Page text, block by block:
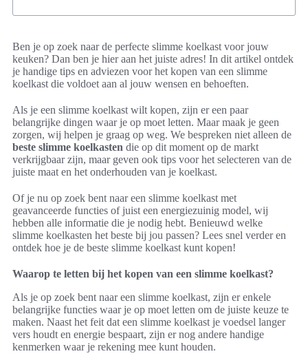
Ben je op zoek naar de perfecte slimme koelkast voor jouw
keuken? Dan ben je hier aan het juiste adres! In dit artikel ontdek
je handige tips en adviezen voor het kopen van een slimme
koelkast die voldoet aan al jouw wensen en behoeften.
Als je een slimme koelkast wilt kopen, zijn er een paar
belangrijke dingen waar je op moet letten. Maar maak je geen
zorgen, wij helpen je graag op weg. We bespreken niet alleen de
beste slimme koelkasten die op dit moment op de markt
verkrijgbaar zijn, maar geven ook tips voor het selecteren van de
juiste maat en het onderhouden van je koelkast.
Of je nu op zoek bent naar een slimme koelkast met
geavanceerde functies of juist een energiezuinig model, wij
hebben alle informatie die je nodig hebt. Benieuwd welke
slimme koelkasten het beste bij jou passen? Lees snel verder en
ontdek hoe je de beste slimme koelkast kunt kopen!
Waarop te letten bij het kopen van een slimme koelkast?
Als je op zoek bent naar een slimme koelkast, zijn er enkele
belangrijke functies waar je op moet letten om de juiste keuze te
maken. Naast het feit dat een slimme koelkast je voedsel langer
vers houdt en energie bespaart, zijn er nog andere handige
kenmerken waar je rekening mee kunt houden.